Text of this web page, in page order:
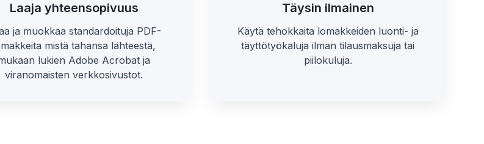
Laaja yhteensopivuus
ja muokkaa standardoituja PDF-
mistä tahansa lähteestä,
lukien Adobe Acrobat ja
viranomaisten verkkosivustot.
Täysin ilmainen
Käytä tehokkaita lomakkeiden luonti- ja
täyttötyökaluja ilman tilausmaksuja tai
piilokuluja.